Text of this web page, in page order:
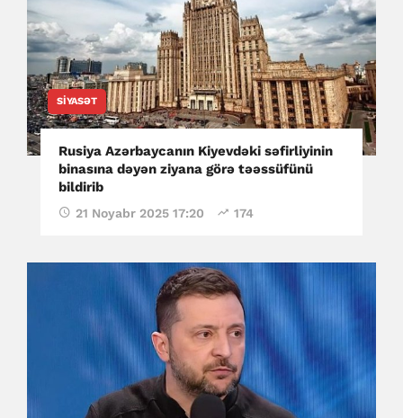
SIYASƏT
Rusiya Azərbaycanın Kiyevdəki səfirliyinin
binasına dəyən ziyana görə təəssüfünü
bildirib
21 Noyabr 2025 17:20 174